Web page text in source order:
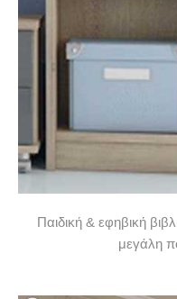
Παιδική & εφηβική
μεγάλη